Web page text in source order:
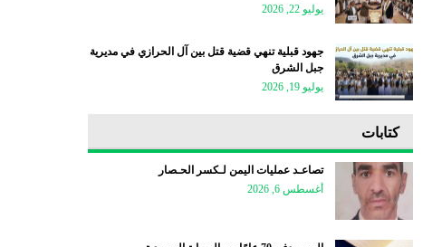
يوليو 22, 2026
جهود قبلية تنهي قضية قتل بين آل الحرازي في مديرية
جبل الشرق
يوليو 19, 2026
كتابات
تصاعـد عمليات اليمن لـكسر الحـصار
أغسطس 6, 2026